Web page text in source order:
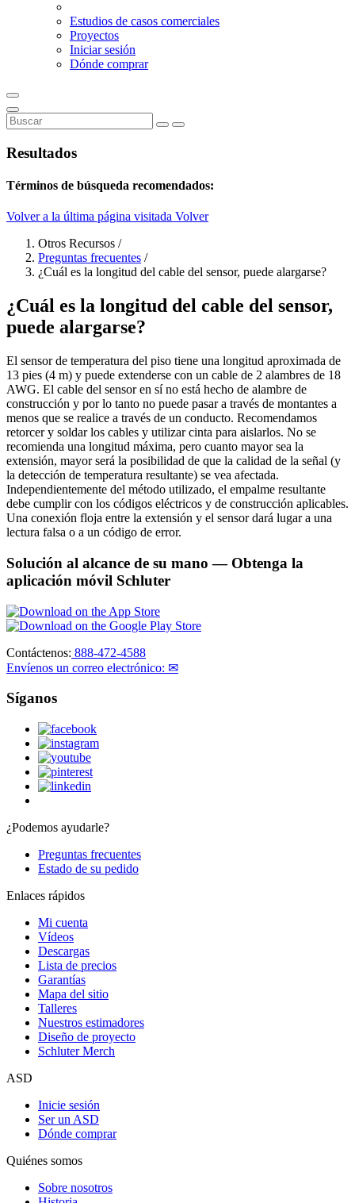
Estudios de casos comerciales
Proyectos
Iniciar sesión
Dónde comprar
Resultados
Términos de búsqueda recomendados:
Volver a la última página visitada Volver
Otros Recursos /
Preguntas frecuentes /
¿Cuál es la longitud del cable del sensor, puede alargarse?
¿Cuál es la longitud del cable del sensor,
puede alargarse?
El sensor de temperatura del piso tiene una longitud aproximada de
13 pies (4 m) y puede extenderse con un cable de 2 alambres de 18
AWG. El cable del sensor en sí no está hecho de alambre de
construcción y por lo tanto no puede pasar a través de montantes a
menos que se realice a través de un conducto. Recomendamos
retorcer y soldar los cables y utilizar cinta para aislarlos. No se
recomienda una longitud máxima, pero cuanto mayor sea la
extensión, mayor será la posibilidad de que la calidad de la señal (y
la detección de temperatura resultante) se vea afectada.
Independientemente del método utilizado, el empalme resultante
debe cumplir con los códigos eléctricos y de construcción aplicables.
Una conexión floja entre la extensión y el sensor dará lugar a una
lectura falsa o a un código de error.
Solución al alcance de su mano — Obtenga la
aplicación móvil Schluter
Contáctenos: 888-472-4588
Envíenos un correo electrónico: ✉
Síganos
¿Podemos ayudarle?
Preguntas frecuentes
Estado de su pedido
Enlaces rápidos
Mi cuenta
Vídeos
Descargas
Lista de precios
Garantías
Mapa del sitio
Talleres
Nuestros estimadores
Diseño de proyecto
Schluter Merch
ASD
Inicie sesión
Ser un ASD
Dónde comprar
Quiénes somos
Sobre nosotros